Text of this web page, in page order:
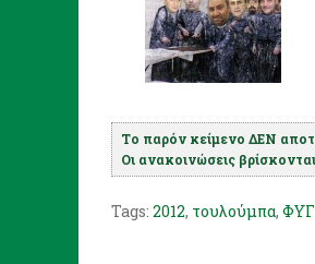
Το παρόν κείμενο ΔΕΝ
Οι ανακοινώσεις
Tags: 2012, τουλούμπα,